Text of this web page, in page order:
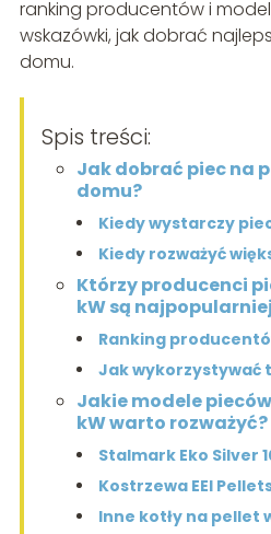
ranking producentów i
wskazówki, jak dobrać
domu.
Spis treści:
Jak dobrać piec na
domu?
Kiedy wystarczy
Kiedy rozważyć
Którzy producenci
kW są
Ranking
Jak wykorzystywać
Jakie modele
kW warto rozważyć?
Stalmark Eko Silver
Kostrzewa EEI
Inne kotły na pellet